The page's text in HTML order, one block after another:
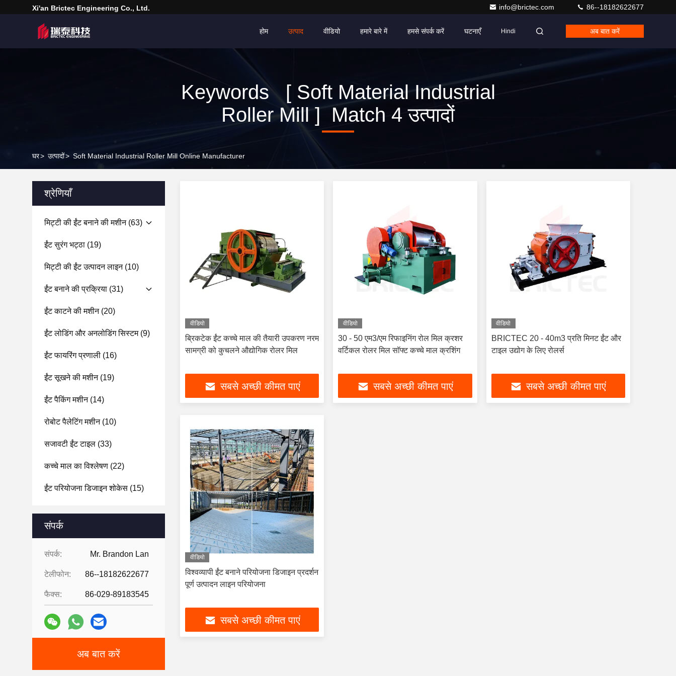
Xi'an Brictec Engineering Co., Ltd. info@brictec.com 86--18182622677
होम उत्पाद वीडियो हमारे बारे में हमसे संपर्क करें घटनाएँ Hindi अब बात करें
Keywords [ Soft Material Industrial
Roller Mill ] Match 4 उत्पादों
घर> उत्पादों> Soft Material Industrial Roller Mill Online Manufacturer
श्रेणियाँ
मिट्टी की ईंट बनाने की मशीन(63)
ईंट सुरंग भट्ठा (19)
मिट्टी की ईंट उत्पादन लाइन(10)
ईंट बनाने की प्रक्रिया (31)
ईंट काटने की मशीन(20)
ईंट लोडिंग और अनलोडिंग सिस्टम(9)
ईंट फायरिंग प्रणाली (16)
ईंट सूखने की मशीन(19)
ईंट पैकिंग मशीन(14)
रोबोट पैलेटिंग मशीन(10)
सजावटी ईंट टाइल (33)
कच्चे माल का विश्लेषण (22)
ईंट परियोजना डिजाइन शोकेस (15)
संपर्क
संपर्क: Mr. Brandon Lan
टेलीफोन: 86--18182622677
फैक्स: 86-029-89183545
अब बात करें
वीडियो
ब्रिकटेक ईंट कच्चे माल की तैयारी उपकरण नरम
सामग्री को कुचलने औद्योगिक रोलर मिल
सबसे अच्छी कीमत पाएं
वीडियो
30 - 50 एम3/एम रिफाइनिंग रोल मिल क्रशर
वर्टिकल रोलर मिल सॉफ्ट कच्चे माल क्रशिंग
सबसे अच्छी कीमत पाएं
वीडियो
BRICTEC 20 - 40m3 प्रति मिनट ईंट और
टाइल उद्योग के लिए रोलर्स
सबसे अच्छी कीमत पाएं
वीडियो
विश्वव्यापी ईंट बनाने परियोजना डिजाइन प्रदर्शन
पूर्ण उत्पादन लाइन परियोजना
सबसे अच्छी कीमत पाएं